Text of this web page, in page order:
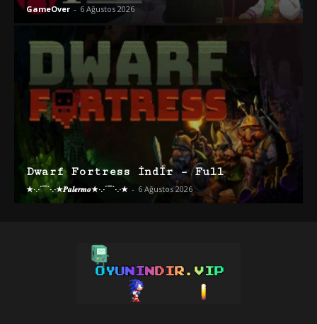
GameOver - 6 Ağustos 2026
Dwarf Fortress İndir – Full
★·.·´¯`·.·★𝑷𝒂𝒍𝒆𝒓𝒎𝒐★·.·´¯`·.·★ - 6 Ağustos 2026